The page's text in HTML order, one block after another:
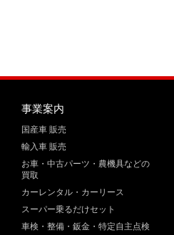
事業案内
国産車 販売
輸入車 販売
お車・中古パーツ・農機具などの
買取
カーレンタル・カーリース
スーパー乗るだけセット
車検・整備・鈑金・特定自主点検